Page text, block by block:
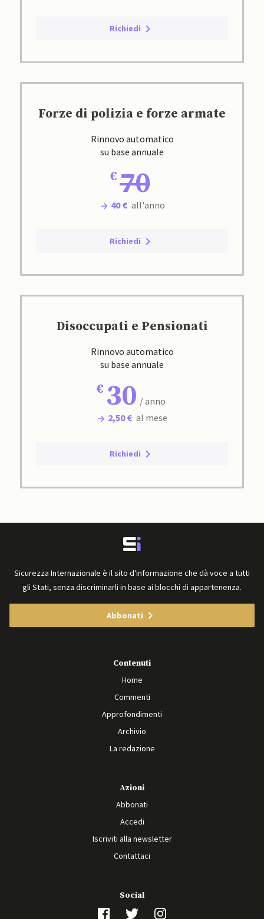
Richiedi
Forze di polizia e forze armate
Rinnovo automatico
su base annuale
70
40 € all'anno
Richiedi
Disoccupati e Pensionati
Rinnovo automatico
su base annuale
30 / anno
2,50 € al mese
Richiedi
Sicurezza Internazionale è il sito d'informazione che dà voce a tutti
gli Stati, senza discriminarli in base ai blocchi di appartenenza.
Abbonati
Contenuti
Home
Commenti
Approfondimenti
Archivio
La redazione
Azioni
Abbonati
Accedi
Iscriviti alla newsletter
Contattaci
Social